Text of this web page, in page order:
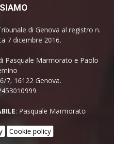
di Genova al registro n.
7 dicembre 2016.
Pasquale Marmorato e Paolo
7, 16122 Genova.
: Pasquale Marmorato
Cookie policy